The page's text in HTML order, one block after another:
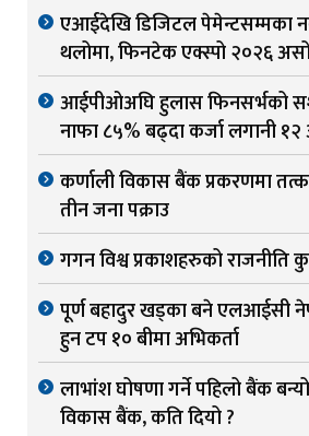
एआईदेखि डिजिटल पेमेन्टसम्मका
थलोमा, फिनटेक एक्स्पो २०२६
आईपीओअघि हुलास फिनसर्भको
नाफा ८५% बढ्दा कर्जा लगानी १२
कर्णाली विकास बैंक प्रकरणमा
तीन जना पक्राउ
गगन विश्व प्रकाशहरुको राजनीति
पूर्ण बहादुर खड्का बने एलआईसी
हुन टप १० बीमा अभिकर्ता
लाभांश घोषणा गर्ने पहिलो बैंक
विकास बैंक, कति दियो ?